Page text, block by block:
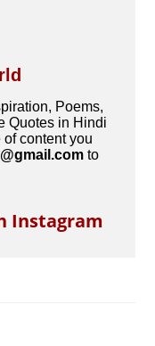
Poems,
Quotes in Hindi
content you
to
Instagram